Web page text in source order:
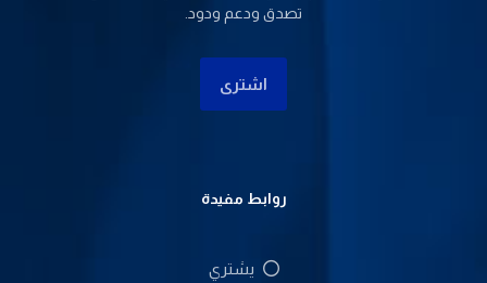
تصدق ودعم ودود.
اشتری
روابط مفيدة
يشتري